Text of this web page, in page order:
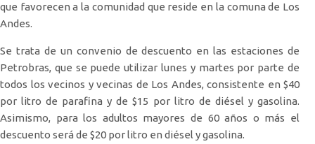
que favorecen a la comunidad que reside en la comuna de Los
Andes.
Se trata de un convenio de descuento en las estaciones de
Petrobras, que se puede utilizar lunes y martes por parte de
todos los vecinos y vecinas de Los Andes, consistente en $40
por litro de parafina y de $15 por litro de diésel y gasolina.
Asimismo, para los adultos mayores de 60 años o más el
descuento será de $20 por litro en diésel y gasolina.